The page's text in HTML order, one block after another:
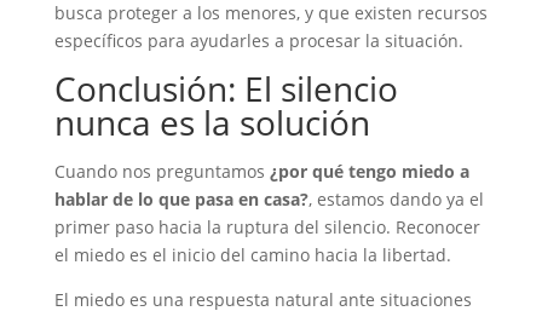
busca proteger a los menores, y que existen recursos
específicos para ayudarles a procesar la situación.
Conclusión: El silencio
nunca es la solución
Cuando nos preguntamos ¿por qué tengo miedo a
hablar de lo que pasa en casa?, estamos dando ya el
primer paso hacia la ruptura del silencio. Reconocer
el miedo es el inicio del camino hacia la libertad.
El miedo es una respuesta natural ante situaciones